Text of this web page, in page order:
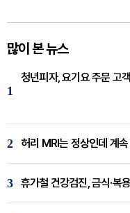
많이 본 뉴스
1
청년피자, 요기요 주문 고
2 허리 MRI는 정상인데 계
3 휴가철 건강검진, 금식·복